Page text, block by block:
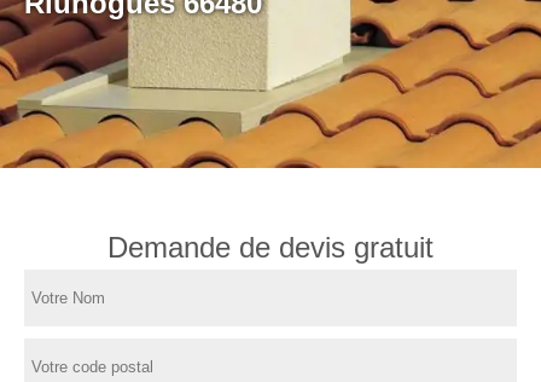
Demande de devis gratuit